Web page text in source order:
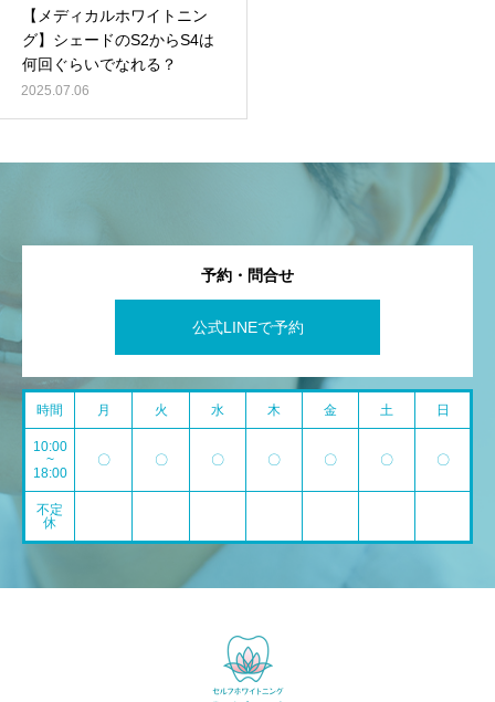
【メディカルホワイトニン
グ】シェードのS2からS4は
何回ぐらいでなれる？
2025.07.06
予約・問合せ
公式LINEで予約
時間 月 火 水 木 金 土 日
10:00
~
18:00
〇 〇 〇 〇 〇 〇 〇
不定
休